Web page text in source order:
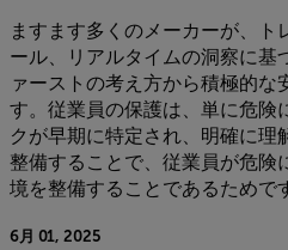
ますます多くのメーカーが、ト
ール、リアルタイムの洞察に基
ァーストの考え方から積極的な
す。従業員の保護は、単に危険
クが早期に特定され、明確に理
整備することで、従業員が危険
境を整備することであるためで
6月 01, 2025